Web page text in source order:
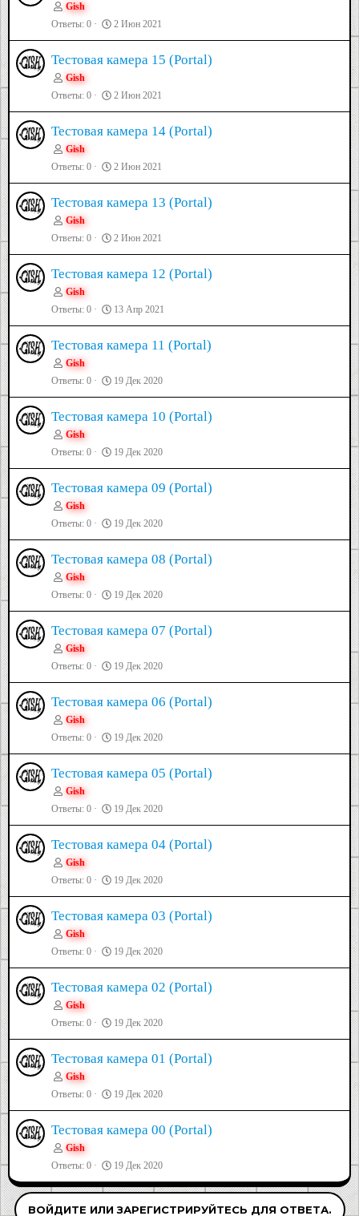
Gish
Ответы 0 2 Июн 2021
Тестовая камера 15 (Portal)
Gish
Ответы 0 2 Июн 2021
Тестовая камера 14 (Portal)
Gish
Ответы 0 2 Июн 2021
Тестовая камера 13 (Portal)
Gish
Ответы 0 2 Июн 2021
Тестовая камера 12 (Portal)
Gish
Ответы 0 13 Апр 2021
Тестовая камера 11 (Portal)
Gish
Ответы 0 19 Дек 2020
Тестовая камера 10 (Portal)
Gish
Ответы 0 19 Дек 2020
Тестовая камера 09 (Portal)
Gish
Ответы 0 19 Дек 2020
Тестовая камера 08 (Portal)
Gish
Ответы 0 19 Дек 2020
Тестовая камера 07 (Portal)
Gish
Ответы 0 19 Дек 2020
Тестовая камера 06 (Portal)
Gish
Ответы 0 19 Дек 2020
Тестовая камера 05 (Portal)
Gish
Ответы 0 19 Дек 2020
Тестовая камера 04 (Portal)
Gish
Ответы 0 19 Дек 2020
Тестовая камера 03 (Portal)
Gish
Ответы 0 19 Дек 2020
Тестовая камера 02 (Portal)
Gish
Ответы 0 19 Дек 2020
Тестовая камера 01 (Portal)
Gish
Ответы 0 19 Дек 2020
Тестовая камера 00 (Portal)
Gish
Ответы 0 19 Дек 2020
ВОЙДИТЕ ИЛИ ЗАРЕГИСТРИРУЙТЕСЬ ДЛЯ ОТВЕТА.